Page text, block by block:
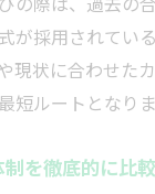
が採用されてい
現状に合わせた
短ルートとなりま
を徹底的に比